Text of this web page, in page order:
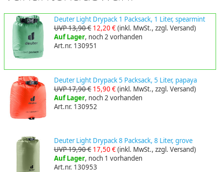
Deuter Light Drypack 1 Packsack, 1 Liter, spearmint
UVP 13,90 € 12,20 €(inkl. MwSt., zzgl. Versand)
Auf Lager, noch 2 vorhanden
Art.nr. 130951
Deuter Light Drypack 5 Packsack, 5 Liter, papaya
UVP 17,90 € 15,90 €(inkl. MwSt., zzgl. Versand)
Auf Lager, noch 2 vorhanden
Art.nr. 130952
Deuter Light Drypack 8 Packsack, 8 Liter, grove
UVP 19,90 € 17,50 €(inkl. MwSt., zzgl. Versand)
Auf Lager, noch 1 vorhanden
Art.nr. 130953